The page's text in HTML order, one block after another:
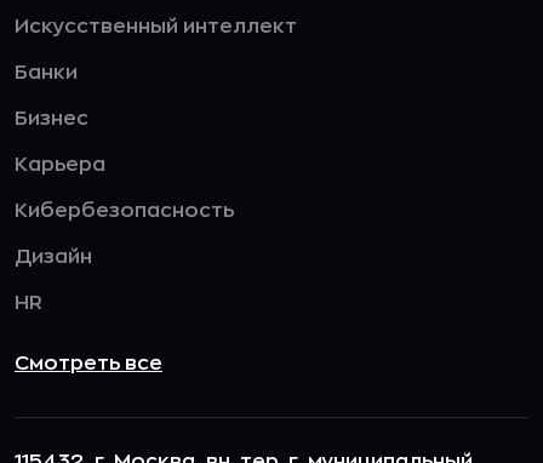
Искусственный интеллект
Банки
Бизнес
Карьера
Кибербезопасность
Дизайн
HR
Смотреть все